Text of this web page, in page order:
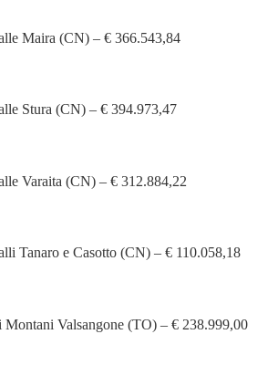
Maira (CN) – € 366.543,84
Stura (CN) – € 394.973,47
Varaita (CN) – € 312.884,22
Tanaro e Casotto (CN) – € 110.058,18
Valsangone (TO) – € 238.999,00